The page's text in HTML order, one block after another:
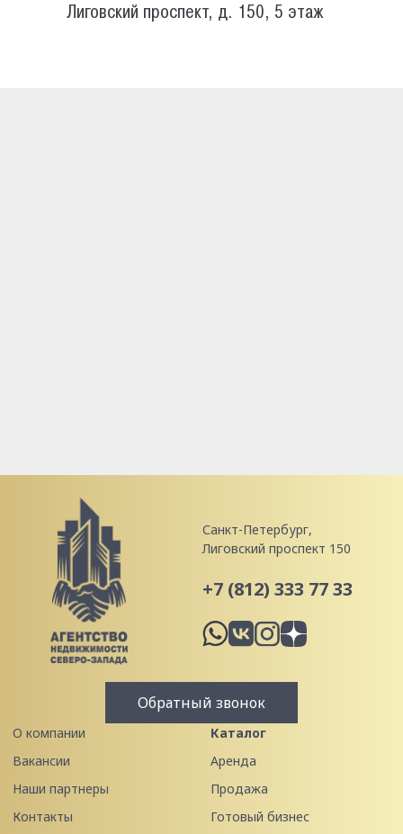
Лиговский проспект, д. 150, 5 этаж
Санкт-Петербург,
Лиговский проспект 150
+7 (812) 333 77 33
Обратный звонок
О компании
Вакансии
Наши партнеры
Контакты
Каталог
Аренда
Продажа
Готовый бизнес